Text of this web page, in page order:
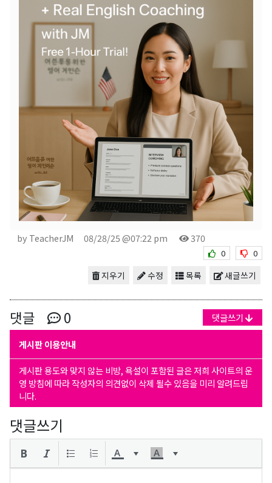
by TeacherJM 08/28/25 @07:22 pm 370
0 0
새글쓰기
목록
수정
지우기
댓글 0 댓글쓰기
게시판 이용안내
게시판 용도와 맞지 않는 비방, 욕설이 포함된 글은 저희 사이트의 운
영 방침에 따라 작성자의 의견없이 삭제 될수 있음을 미리 알려드립
니다.
댓글쓰기